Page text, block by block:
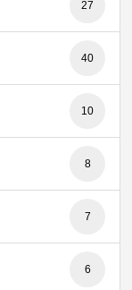
27
40
10
8
7
6